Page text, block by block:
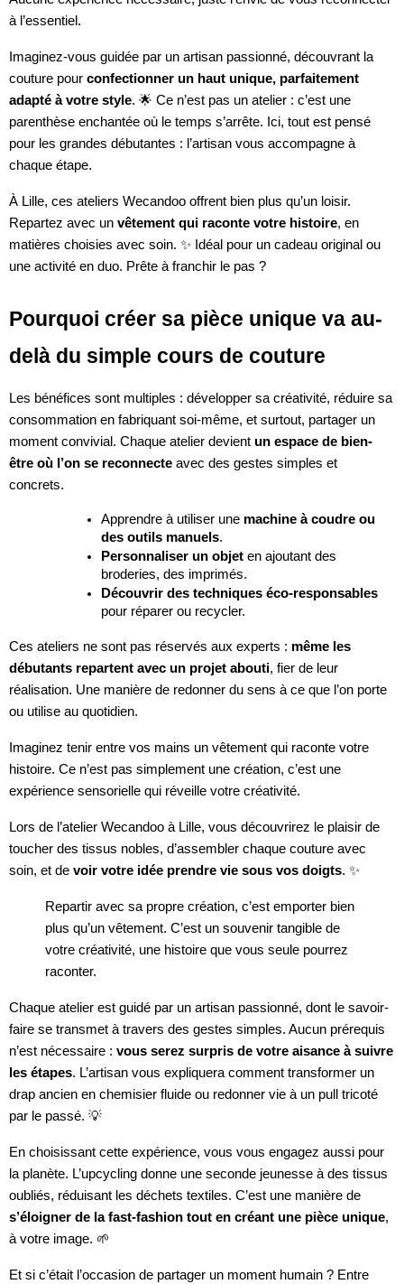
à l’essentiel.
Imaginez-vous guidée par un artisan passionné, découvrant la
couture pour confectionner un haut unique, parfaitement
adapté à votre style. 🌟 Ce n’est pas un atelier : c’est une
parenthèse enchantée où le temps s’arrête. Ici, tout est pensé
pour les grandes débutantes : l’artisan vous accompagne à
chaque étape.
À Lille, ces ateliers Wecandoo offrent bien plus qu’un loisir.
Repartez avec un vêtement qui raconte votre histoire, en
matières choisies avec soin. ✨ Idéal pour un cadeau original ou
une activité en duo. Prête à franchir le pas ?
Pourquoi créer sa pièce unique va au-
delà du simple cours de couture
Les bénéfices sont multiples : développer sa créativité, réduire sa
consommation en fabriquant soi-même, et surtout, partager un
moment convivial. Chaque atelier devient un espace de bien-
être où l’on se reconnecte avec des gestes simples et
concrets.
Apprendre à utiliser une machine à coudre ou
des outils manuels.
Personnaliser un objet en ajoutant des
broderies, des imprimés.
Découvrir des techniques éco-responsables
pour réparer ou recycler.
Ces ateliers ne sont pas réservés aux experts : même les
débutants repartent avec un projet abouti, fier de leur
réalisation. Une manière de redonner du sens à ce que l’on porte
ou utilise au quotidien.
Imaginez tenir entre vos mains un vêtement qui raconte votre
histoire. Ce n’est pas simplement une création, c’est une
expérience sensorielle qui réveille votre créativité.
Lors de l’atelier Wecandoo à Lille, vous découvrirez le plaisir de
toucher des tissus nobles, d’assembler chaque couture avec
soin, et de voir votre idée prendre vie sous vos doigts. ✨
Repartir avec sa propre création, c’est emporter bien
plus qu’un vêtement. C’est un souvenir tangible de
votre créativité, une histoire que vous seule pourrez
raconter.
Chaque atelier est guidé par un artisan passionné, dont le savoir-
faire se transmet à travers des gestes simples. Aucun prérequis
n’est nécessaire : vous serez surpris de votre aisance à suivre
les étapes. L’artisan vous expliquera comment transformer un
drap ancien en chemisier fluide ou redonner vie à un pull tricoté
par le passé. 💡
En choisissant cette expérience, vous vous engagez aussi pour
la planète. L’upcycling donne une seconde jeunesse à des tissus
oubliés, réduisant les déchets textiles. C’est une manière de
s’éloigner de la fast-fashion tout en créant une pièce unique,
à votre image. 🌱
Et si c’était l’occasion de partager un moment humain ? Entre